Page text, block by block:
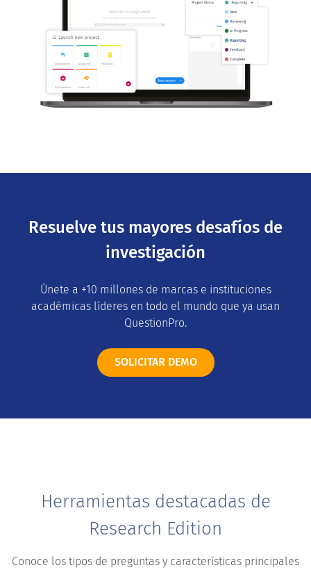
Resuelve tus mayores desafíos de
investigación
Únete a +10 millones de marcas e instituciones
académicas líderes en todo el mundo que ya usan
QuestionPro.
SOLICITAR DEMO
Herramientas destacadas de
Research Edition
Conoce los tipos de preguntas y características principales